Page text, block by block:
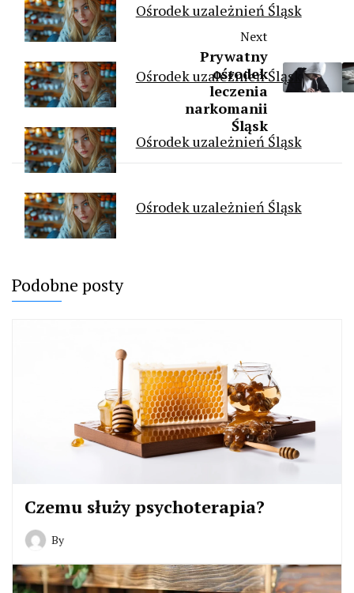
Ośrodek uzależnień Śląsk
Ośrodek uzależnień Śląsk
Ośrodek uzależnień Śląsk
Ośrodek uzależnień Śląsk
Next
Prywatny
ośrodek
leczenia
narkomanii
Śląsk
Podobne posty
Czemu służy psychoterapia?
By